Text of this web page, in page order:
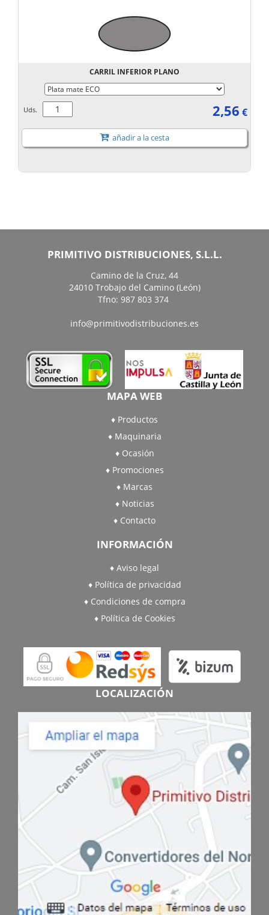
CARRIL INFERIOR PLANO
Uds. 2,56 €
añadir a la cesta
PRIMITIVO DISTRIBUCIONES, S.L.L.
Camino de la Cruz, 44
24010 Trobajo del Camino (León)
Tfno: 987 803 374
info@primitivodistribuciones.es
MAPA WEB
Productos
Maquinaria
Ocasión
Promociones
Marcas
Noticias
Contacto
INFORMACIÓN
Aviso legal
Política de privacidad
Condiciones de compra
Política de Cookies
LOCALIZACIÓN